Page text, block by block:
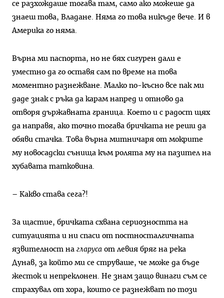
се разхождаше тогава там, само ако можеше да
знаеш това, Владане. Няма го това никъде вече. И в
Америка го няма.
Върна ми паспорта, но не бях сигурен дали е
уместно да го оставя сам по време на това
моментно разнежване. Малко по-късно все пак ми
даде знак с ръка да карам напред и отново да
отворя държавната граница. Което и с радост щях
да направя, ако точно тогава бричката не реши да
обяви стачка. Това върна митничаря от мокрите
му новосадски сънища към ролята му на пазител на
хубавата татковина.
– Какво става сега?!
За щастие, бричката схвана сериозността на
ситуацията и ни спаси от постносталгичната
язвителност на гларуса от левия бряг на река
Дунав, за който ми се струваше, че може да бъде
жесток и непреклонен. Не знам защо винаги съм се
страхувал от хора, които се разнежват по този